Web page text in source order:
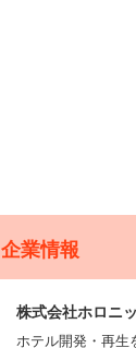
企業情報
株式会社ホロニ
ホテル開発・再生